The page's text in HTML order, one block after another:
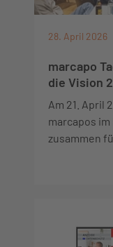
28. April 2026
marcapo
die Vision
Am 21. April
marcapos
zusammen